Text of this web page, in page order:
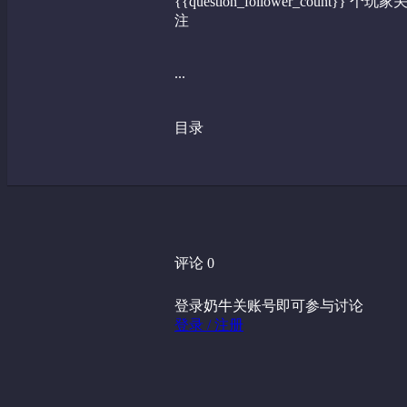
注
...
目录
评论 0
登录奶牛关账号即可参与讨论
登录 / 注册